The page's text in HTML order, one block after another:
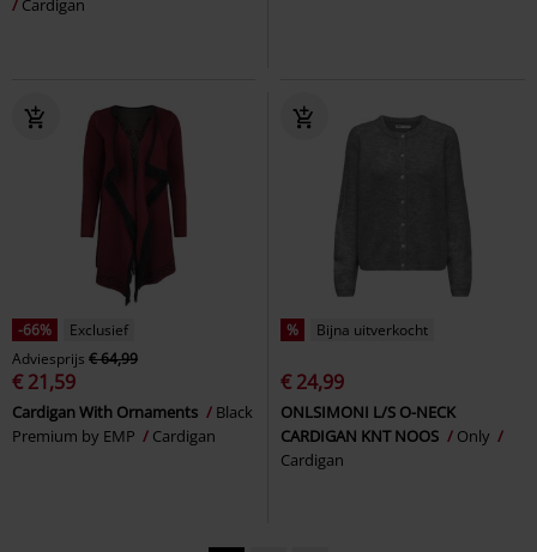
Cardigan
-66%
Exclusief
Adviesprijs € 64,99
€ 21,59
Cardigan With Ornaments
Black
Premium by EMP
Cardigan
% Bijna uitverkocht
€ 24,99
ONLSIMONI L/S O-NECK
CARDIGAN KNT NOOS
Only
Cardigan